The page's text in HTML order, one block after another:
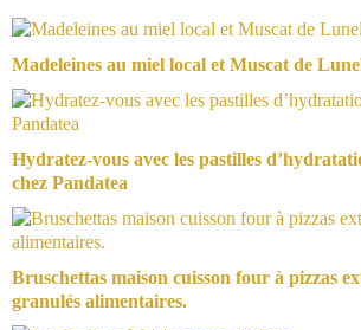
Madeleines au miel local et Muscat de
Hydratez-vous avec les pastilles
chez Pandatea
Bruschettas maison cuisson four à pizzas
granulés alimentaires.